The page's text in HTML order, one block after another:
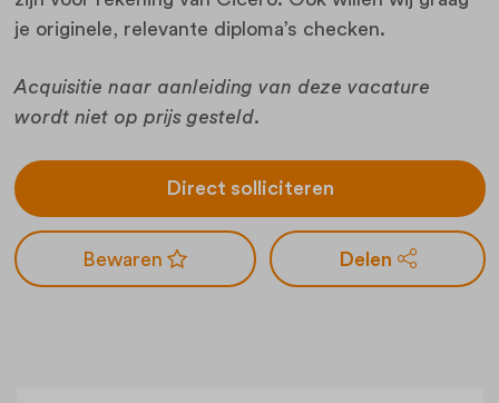
je originele, relevante diploma’s checken.
Acquisitie naar aanleiding van deze vacature
wordt niet op prijs gesteld.
Direct solliciteren
Delen